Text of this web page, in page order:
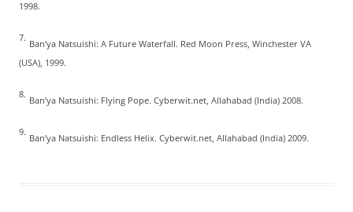
1998.
7.
Ban’ya Natsuishi: A Future Waterfall. Red Moon Press, Winchester VA
(USA), 1999.
8.
Ban’ya Natsuishi: Flying Pope. Cyberwit.net, Allahabad (India) 2008.
9.
Ban’ya Natsuishi: Endless Helix. Cyberwit.net, Allahabad (India) 2009.